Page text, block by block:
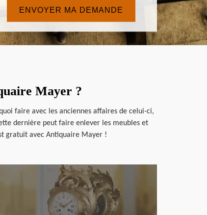
Mayer ?
faire avec les anciennes affaires de celui-ci,
dernière peut faire enlever les meubles et
gratuit avec Antiquaire Mayer !
en savoir plus